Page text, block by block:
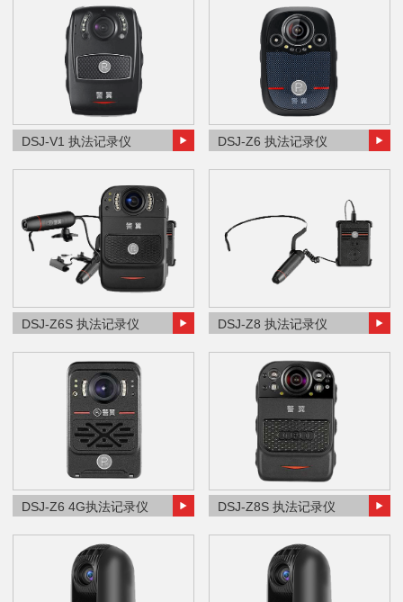
DSJ-V1 执法记录仪 DSJ-Z6 执法记录仪
DSJ-Z6S 执法记录仪 DSJ-Z8 执法记录仪
DSJ-Z6 4G执法记录仪 DSJ-Z8S 执法记录仪